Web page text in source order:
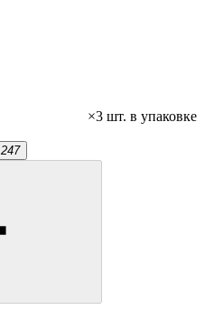
×3 шт. в упаковке
247